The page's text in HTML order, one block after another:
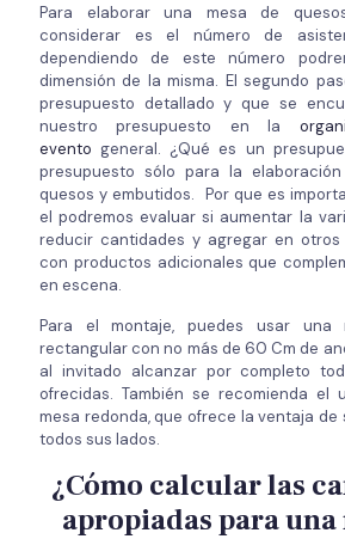
Para elaborar una mesa de
considerar es el número de
dependiendo de este número
dimensión de la misma. El segundo
presupuesto detallado y que se
nuestro presupuesto en la
evento general. ¿Qué es un
presupuesto sólo para la
quesos y embutidos. Por que es
el podremos evaluar si aumentar la
reducir cantidades y agregar en otros
con productos adicionales que
en escena.
Para el montaje, puedes usar una
rectangular con no más de 60 Cm de
al invitado alcanzar por completo
ofrecidas. También se recomienda el
mesa redonda, que ofrece la ventaja
todos sus lados.
¿Cómo calcular las
apropiadas para una